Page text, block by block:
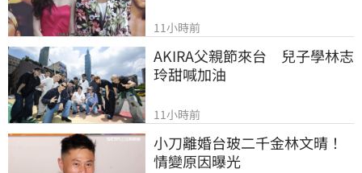
11小時前
AKIRA父親節來台　兒子學林志
玲甜喊加油
11小時前
小刀離婚台玻二千金林文晴！
情變原因曝光